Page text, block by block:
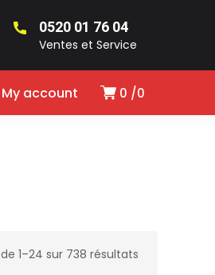
0520 01 76 04
Ventes et Service
0 0
My account
1–24 sur 738 résultats